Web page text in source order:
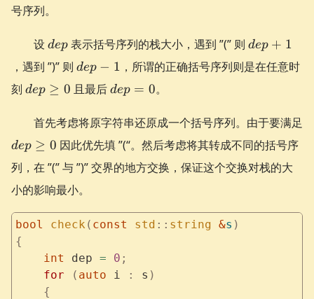
号序列。
设 dep
dep 表示括号序列的栈大小，遇到 ”(” 则 dep
dep + 1
，遇到 ”)” 则 dep
dep − 1 ，所谓的正确括号序列则是在任意时
刻 dep
dep ≥ 0 且最后 dep
dep = 0。
首先考虑将原字符串还原成一个括号序列。由于要满足
dep
0
dep ≥ 0 因此优先填 ”(“。然后考虑将其转成不同的括号序
列，在 ”(” 与 ”)” 交界的地方交换，保证这个交换对栈的大
小的影响最小。
bool check ( const std :: string &s )
{
    int
dep = 0 ;
    for
( auto i : s )
    {